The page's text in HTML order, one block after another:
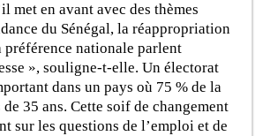
met en avant avec des thèmes
du Sénégal, la réappropriation
préférence nationale parlent
», souligne-t-elle. Un électorat
dans un pays où 75 % de la
35 ans. Cette soif de changement
sur les questions de l’emploi et de